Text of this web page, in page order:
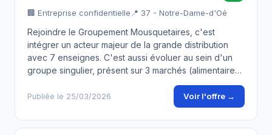
🏢 Entreprise confidentielle 📍 37 - Notre-Dame-d'Oé
Rejoindre le Groupement Mousquetaires, c'est
intégrer un acteur majeur de la grande distribution
avec 7 enseignes. C'est aussi évoluer au sein d'un
groupe singulier, présent sur 3 marchés (alimentaire…
Publiée le 25/03/2026 Voir l'offre →